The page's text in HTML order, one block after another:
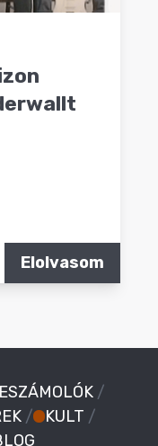
Elolvasom
/
/ KULT /